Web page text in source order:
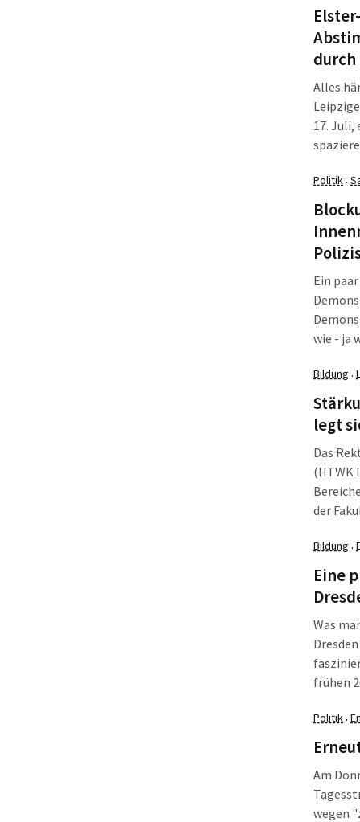
Alles
17. Juli,
Politik·
Ein
wie - ja
Bildung ·
legt
Das
(HTWK
der
Renate
Bildung ·
Eine
Was
frühen
Politik·
Am
wegen